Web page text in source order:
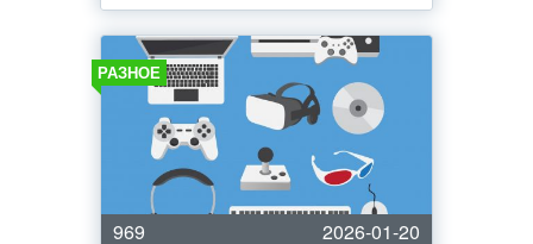
РАЗНОЕ
969
2026-01-20